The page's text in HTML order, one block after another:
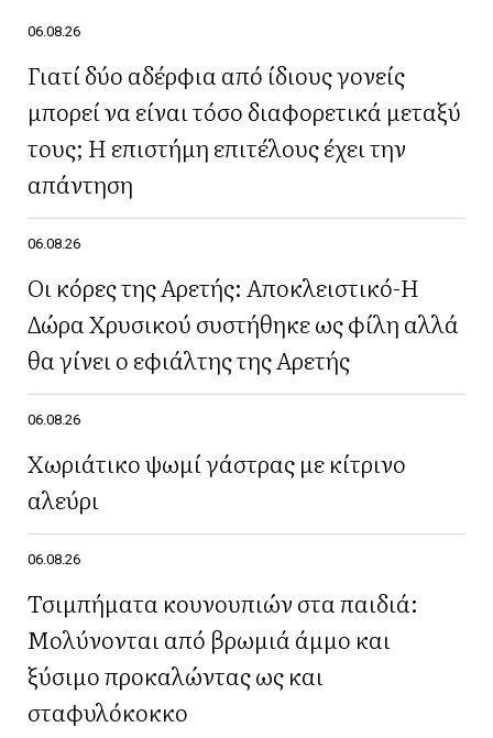
06.08.26
Γιατί δύο αδέρφια από ίδιους γονείς
μπορεί να είναι τόσο διαφορετικά μεταξύ
τους; Η επιστήμη επιτέλους έχει την
απάντηση
06.08.26
Οι κόρες της Αρετής: Αποκλειστικό-Η
Δώρα Χρυσικού συστήθηκε ως φίλη αλλά
θα γίνει ο εφιάλτης της Αρετής
06.08.26
Χωριάτικο ψωμί γάστρας με κίτρινο
αλεύρι
06.08.26
Τσιμπήματα κουνουπιών στα παιδιά:
Μολύνονται από βρωμιά άμμο και
ξύσιμο προκαλώντας ως και
σταφυλόκοκκο